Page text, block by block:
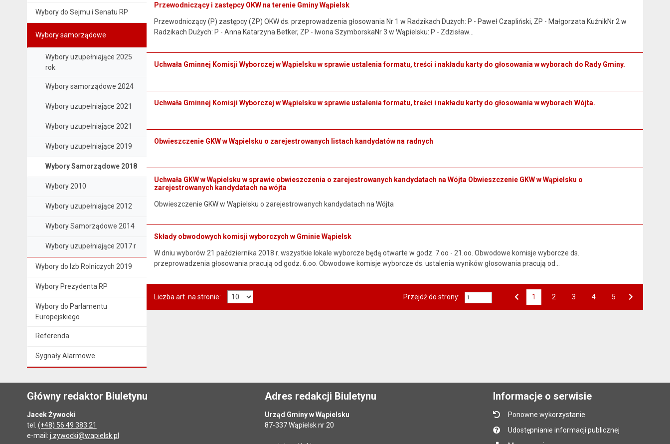
Wybory do Sejmu i Senatu RP
Wybory samorządowe
Wybory uzupełniające 2025
rok
Wybory samorządowe 2024
Wybory uzupełniające 2021
Wybory uzupełniające 2021
Wybory uzupełniające 2019
Wybory Samorządowe 2018
Wybory 2010
Wybory uzupełniające 2012
Wybory Samorządowe 2014
Wybory uzupełniające 2017 r
Wybory do Izb Rolniczych 2019
Wybory Prezydenta RP
Wybory do Parlamentu
Europejskiego
Referenda
Sygnały Alarmowe
Przewodniczący i zastępcy OKW na terenie Gminy Wąpielsk
Przewodniczący (P) zastępcy (ZP) OKW ds. przeprowadzenia głosowania Nr 1 w Radzikach Dużych: P - Paweł Czapliński, ZP - Małgorzata KuźnikNr 2 w
Radzikach Dużych: P - Anna Katarzyna Betker, ZP - Iwona SzymborskaNr 3 w Wąpielsku: P - Zdzisław…
Uchwała Gminnej Komisji Wyborczej w Wąpielsku w sprawie ustalenia formatu, treści i nakładu karty do głosowania w wyborach do Rady Gminy.
Uchwała Gminnej Komisji Wyborczej w Wąpielsku w sprawie ustalenia formatu, treści i nakładu karty do głosowania w wyborach Wójta.
Obwieszczenie GKW w Wąpielsku o zarejestrowanych listach kandydatów na radnych
Uchwała GKW w Wąpielsku w sprawie obwieszczenia o zarejestrowanych kandydatach na Wójta Obwieszczenie GKW w Wąpielsku o
zarejestrowanych kandydatach na wójta
Obwieszczenie GKW w Wąpielsku o zarejestrowanych kandydatach na Wójta
Składy obwodowych komisji wyborczych w Gminie Wąpielsk
W dniu wyborów 21 października 2018 r. wszystkie lokale wyborcze będą otwarte w godz. 7.oo - 21.oo. Obwodowe komisje wyborcze ds.
przeprowadzenia głosowania pracują od godz. 6.oo. Obwodowe komisje wyborcze ds. ustalenia wyników głosowania pracują od…
Liczba art. na stronie: Przejdź do strony: 1 2 3 4 5
Główny redaktor Biuletynu
Jacek Żywocki
tel. (+48) 56 49 383 21
e-mail: j.zywocki@wapielsk.pl
Adres redakcji Biuletynu
Urząd Gminy w Wąpielsku
87-337 Wąpielsk nr 20
Informacje o serwisie
Ponowne wykorzystanie
Udostępnianie informacji publicznej